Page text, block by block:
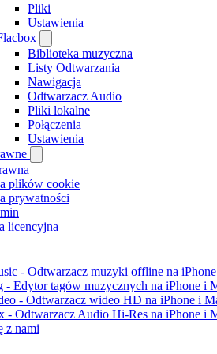
Pliki
Ustawienia
Biblioteka muzyczna
Listy Odtwarzania
Nawigacja
Odtwarzacz Audio
Pliki lokalne
Połączenia
Ustawienia
plików cookie
prywatności
licencyjna
- Odtwarzacz muzyki offline na
- Edytor tagów muzycznych na iPhone i
- Odtwarzacz wideo HD na iPhone i
- Odtwarzacz Audio Hi-Res na iPhone i
z nami